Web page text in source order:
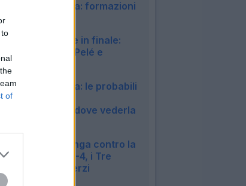
of
Spagna-Argentina: formazioni
più volte in finale:
raggiunge Pelé e
Argentina: le probabili
per il
Fantamondiale e dove vederla
Inghilterra a valanga contro la
finisce 6-4, i Tre
Leoni chiudono terzi